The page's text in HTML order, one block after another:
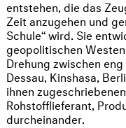
entstehen, die das
Zeit anzugehen und
Schule“ wird. Sie
geopolitischen
Drehung zwischen
Dessau, Kinshasa,
ihnen
Rohstofflieferant,
durcheinander.